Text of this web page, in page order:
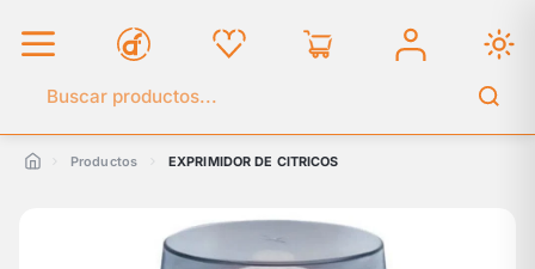
Buscar en el catálogo
Productos EXPRIMIDOR DE CITRICOS